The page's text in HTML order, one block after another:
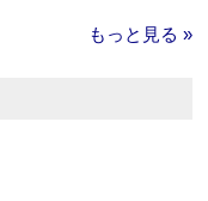
もっと見る »